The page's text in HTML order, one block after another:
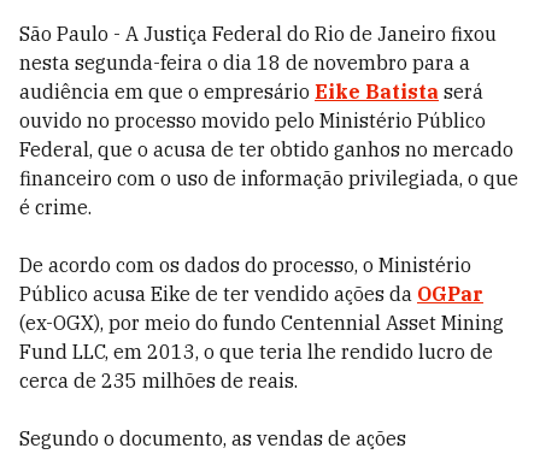
São Paulo - A Justiça Federal do Rio de Janeiro fixou
nesta segunda-feira o dia 18 de novembro para a
audiência em que o empresário Eike Batista será
ouvido no processo movido pelo Ministério Público
Federal, que o acusa de ter obtido ganhos no mercado
financeiro com o uso de informação privilegiada, o que
é crime.
De acordo com os dados do processo, o Ministério
Público acusa Eike de ter vendido ações da OGPar
(ex-OGX), por meio do fundo Centennial Asset Mining
Fund LLC, em 2013, o que teria lhe rendido lucro de
cerca de 235 milhões de reais.
Segundo o documento, as vendas de ações